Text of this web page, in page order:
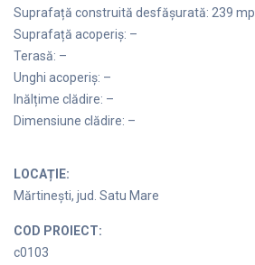
Suprafață construită desfășurată: 239 mp
Suprafață acoperiș: –
Terasă: –
Unghi acoperiș: –
Inălțime clădire: –
Dimensiune clădire: –
LOCAȚIE:
Mărtinești, jud. Satu Mare
COD PROIECT:
c0103